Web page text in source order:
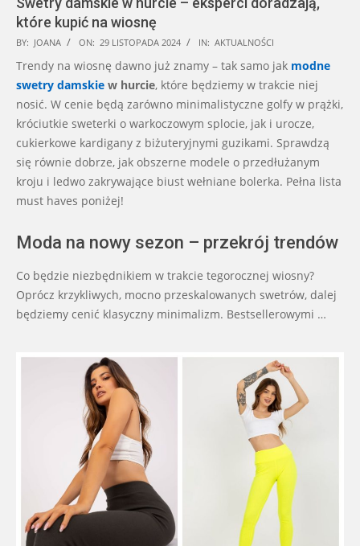
które kupić na wiosnę
2024-
11-
29
BY: JOANA ON: 29 LISTOPADA 2024 IN: AKTUALNOŚCI
Trendy na wiosnę dawno już znamy – tak samo jak modne
swetry damskie w hurcie, które będziemy w trakcie niej
nosić. W cenie będą zarówno minimalistyczne golfy w prążki,
króciutkie sweterki o warkoczowym splocie, jak i urocze,
cukierkowe kardigany z biżuteryjnymi guzikami. Sprawdzą
się równie dobrze, jak obszerne modele o przedłużanym
kroju i ledwo zakrywające biust wełniane bolerka. Pełna lista
must haves poniżej!
Moda na nowy sezon – przekrój trendów
Co będzie niezbędnikiem w trakcie tegorocznej wiosny?
Oprócz krzykliwych, mocno przeskalowanych swetrów, dalej
będziemy cenić klasyczny minimalizm. Bestsellerowymi …